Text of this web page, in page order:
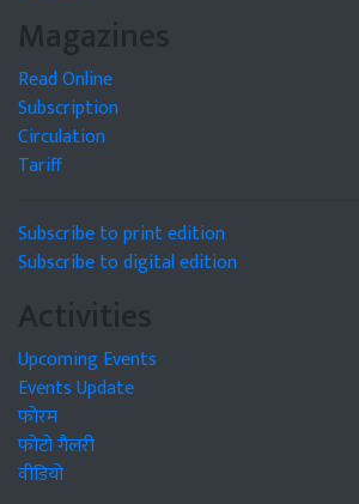
Magazines
Read Online
Subscription
Circulation
Tariff
Subscribe to print edition
Subscribe to digital edition
Activities
Upcoming Events
Events Update
फोरम
फोटो गैलरी
वीडियो